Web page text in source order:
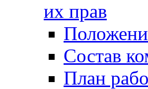
их прав
Состав
План